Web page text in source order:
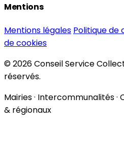
Mentions
Mentions légales Politique de
de cookies
© 2026 Conseil Service
réservés.
Mairies · Intercommunalités
& régionaux